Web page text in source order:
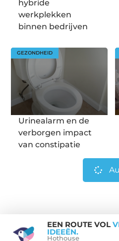
hybride
werkplekken
binnen bedrijven
GEZONDHEID
Urinealarm en de
verborgen impact
van constipatie
EEN ROUTE VOL
IDEEËN.
Hothouse